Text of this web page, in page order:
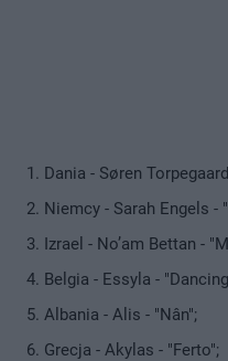
Dania - Søren
Niemcy - Sarah Engels -
Izrael - No’am Bettan -
Belgia - Essyla -
Albania - Alis - "Nân";
Grecja - Akylas - "Ferto";